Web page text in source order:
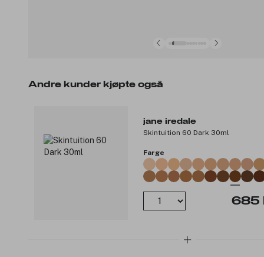
Andre kunder kjøpte også
jane iredale
Skintuition 60 Dark 30ml
Farge
685